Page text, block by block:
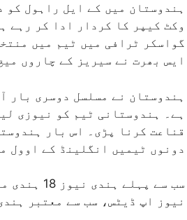
ہندوستان میں کے ایل راہول
وکٹ کیپر کا کردار ادا کر رہے
گواسکر ٹرافی میں ٹیم میں
ایس بھرت نے سیریز کے چاروں
ہندوستان نے مسلسل دوسری بار
ہے۔ ہندوستانی ٹیم کو نیوزی
دونوں ٹیمیں انگلینڈ کے اوول
سب سے
نیوز اپ ڈیٹس، سب سے معتبر ہندی نیوز